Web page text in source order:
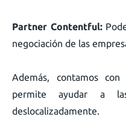
Partner Contentful:
negociación de las
Además, contamos
permite ayudar a
deslocalizadamente.